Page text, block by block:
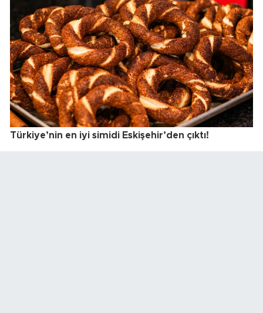
Türkiye’nin en iyi simidi Eskişehir’den çıktı!